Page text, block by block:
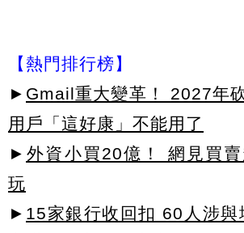
【熱門排行榜】
► Gmail重大變革！ 2027年
用戶「這好康」不能用了
► 外資小買20億！ 網見買
玩
► 15家銀行收回扣 60人涉與